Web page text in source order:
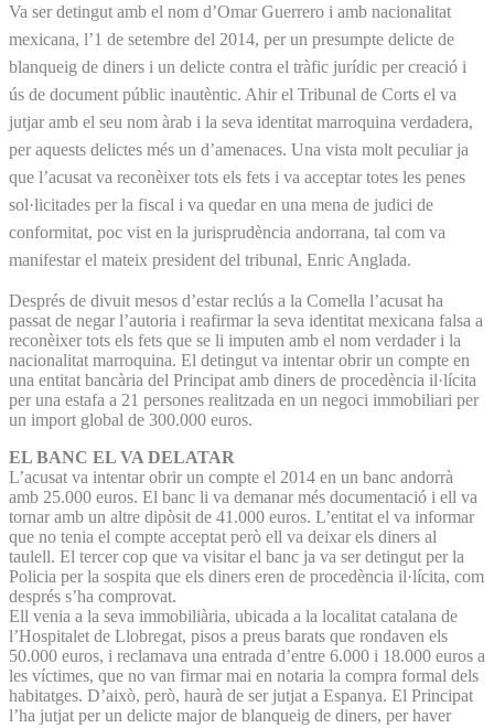
Va ser detingut amb el nom d’Omar Guerrero i amb nacionalitat
mexicana, l’1 de setembre del 2014, per un presumpte delicte de
blanqueig de diners i un delicte contra el tràfic jurídic per creació i
ús de document públic inautèntic. Ahir el Tribunal de Corts el va
jutjar amb el seu nom àrab i la seva identitat marroquina verdadera,
per aquests delictes més un d’amenaces. Una vista molt peculiar ja
que l’acusat va reconèixer tots els fets i va acceptar totes les penes
sol·licitades per la fiscal i va quedar en una mena de judici de
conformitat, poc vist en la jurisprudència andorrana, tal com va
manifestar el mateix president del tribunal, Enric Anglada.
Després de divuit mesos d’estar reclús a la Comella l’acusat ha
passat de negar l’autoria i reafirmar la seva identitat mexicana falsa a
reconèixer tots els fets que se li imputen amb el nom verdader i la
nacionalitat marroquina. El detingut va intentar obrir un compte en
una entitat bancària del Principat amb diners de procedència il·lícita
per una estafa a 21 persones realitzada en un negoci immobiliari per
un import global de 300.000 euros.
EL BANC EL VA DELATAR
L’acusat va intentar obrir un compte el 2014 en un banc andorrà
amb 25.000 euros. El banc li va demanar més documentació i ell va
tornar amb un altre dipòsit de 41.000 euros. L’entitat el va informar
que no tenia el compte acceptat però ell va deixar els diners al
taulell. El tercer cop que va visitar el banc ja va ser detingut per la
Policia per la sospita que els diners eren de procedència il·lícita, com
després s’ha comprovat.
Ell venia a la seva immobiliària, ubicada a la localitat catalana de
l’Hospitalet de Llobregat, pisos a preus barats que rondaven els
50.000 euros, i reclamava una entrada d’entre 6.000 i 18.000 euros a
les víctimes, que no van firmar mai en notaria la compra formal dels
habitatges. D’això, però, haurà de ser jutjat a Espanya. El Principat
l’ha jutjat per un delicte major de blanqueig de diners, per haver